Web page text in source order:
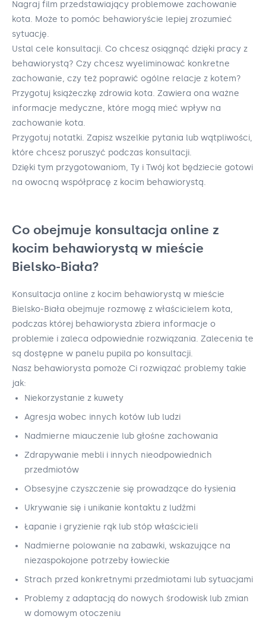
Nagraj film przedstawiający problemowe zachowanie
kota. Może to pomóc behawioryście lepiej zrozumieć
sytuację.
Ustal cele konsultacji. Co chcesz osiągnąć dzięki pracy z
behawiorystą? Czy chcesz wyeliminować konkretne
zachowanie, czy też poprawić ogólne relacje z kotem?
Przygotuj książeczkę zdrowia kota. Zawiera ona ważne
informacje medyczne, które mogą mieć wpływ na
zachowanie kota.
Przygotuj notatki. Zapisz wszelkie pytania lub wątpliwości,
które chcesz poruszyć podczas konsultacji.
Dzięki tym przygotowaniom, Ty i Twój kot będziecie gotowi
na owocną współpracę z kocim behawiorystą.
Co obejmuje konsultacja online z
kocim behawiorystą w mieście
Bielsko-Biała?
Konsultacja online z kocim behawiorystą w mieście
Bielsko-Biała obejmuje rozmowę z właścicielem kota,
podczas której behawiorysta zbiera informacje o
problemie i zaleca odpowiednie rozwiązania. Zalecenia te
są dostępne w panelu pupila po konsultacji.
Nasz behawiorysta pomoże Ci rozwiązać problemy takie
jak:
Niekorzystanie z kuwety
Agresja wobec innych kotów lub ludzi
Nadmierne miauczenie lub głośne zachowania
Zdrapywanie mebli i innych nieodpowiednich
przedmiotów
Obsesyjne czyszczenie się prowadzące do łysienia
Ukrywanie się i unikanie kontaktu z ludźmi
Łapanie i gryzienie rąk lub stóp właścicieli
Nadmierne polowanie na zabawki, wskazujące na
niezaspokojone potrzeby łowieckie
Strach przed konkretnymi przedmiotami lub sytuacjami
Problemy z adaptacją do nowych środowisk lub zmian
w domowym otoczeniu